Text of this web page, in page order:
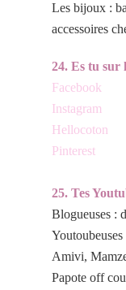
Les bijoux :
accessoires
24. Es tu sur
Facebook
Instagram
Hellocoton
Pinterest
25. Tes
Blogueuses :
Amivi,
Papote off